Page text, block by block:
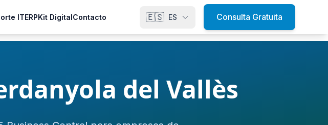
ITERPKit DigitalContacto 🇪🇸 ES Consulta Gratuita
del Vallès